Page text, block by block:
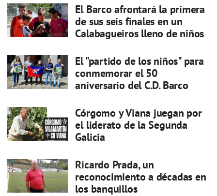
El Barco afrontará la primera
de sus seis finales en un
Calabagueiros lleno de niños
El "partido de los niños" para
conmemorar el 50
aniversario del C.D. Barco
Córgomo y Viana juegan por
el liderato de la Segunda
Galicia
Ricardo Prada, un
reconocimiento a décadas en
los banquillos